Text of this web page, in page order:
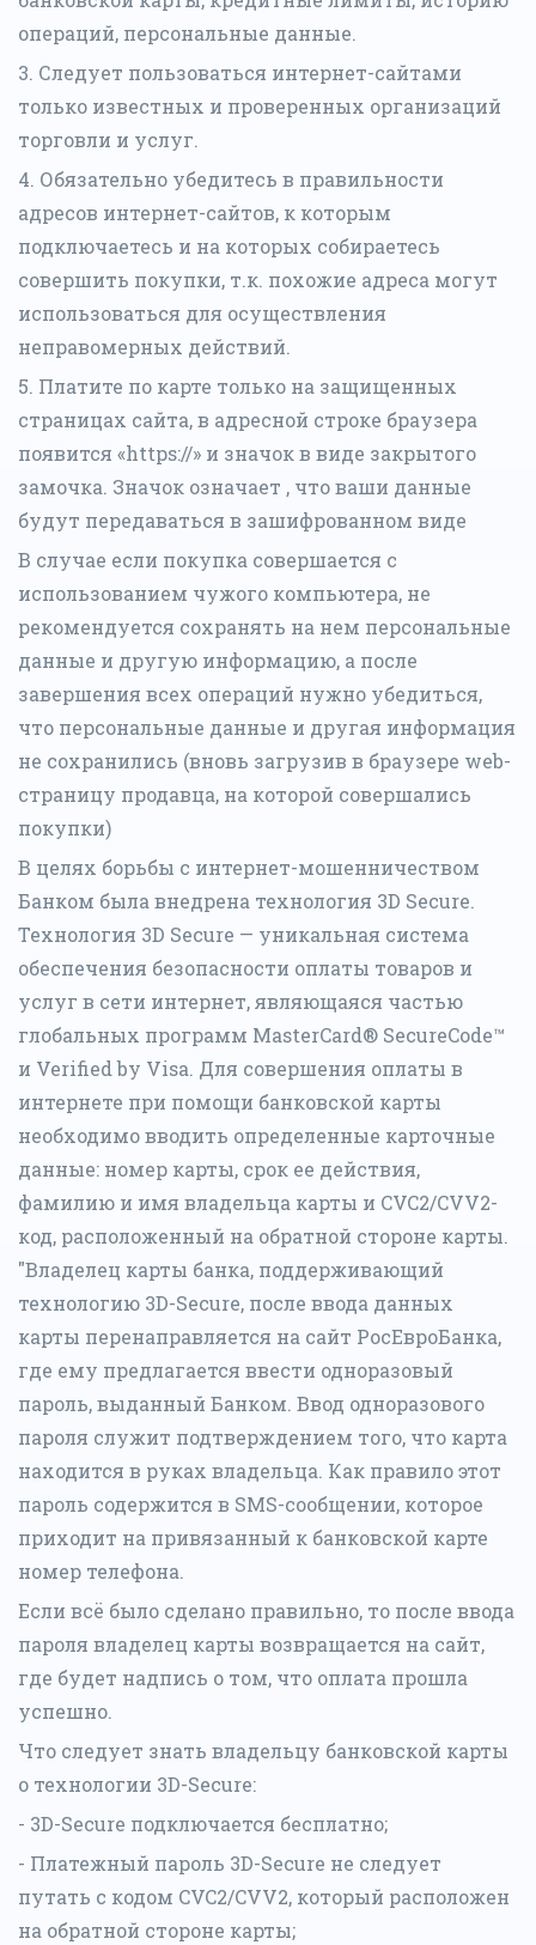
операций, персональные данные.
3. Следует пользоваться интернет-сайтами
только известных и проверенных организаций
торговли и услуг.
4. Обязательно убедитесь в правильности
адресов интернет-сайтов, к которым
подключаетесь и на которых собираетесь
совершить покупки, т.к. похожие адреса могут
использоваться для осуществления
неправомерных действий.
5. Платите по карте только на защищенных
страницах сайта, в адресной строке браузера
появится «https://» и значок в виде закрытого
замочка. Значок означает , что ваши данные
будут передаваться в зашифрованном виде
В случае если покупка совершается с
использованием чужого компьютера, не
рекомендуется сохранять на нем персональные
данные и другую информацию, а после
завершения всех операций нужно убедиться,
что персональные данные и другая информация
не сохранились (вновь загрузив в браузере web-
страницу продавца, на которой совершались
покупки)
В целях борьбы с интернет-мошенничеством
Банком была внедрена технология 3D Secure.
Технология 3D Secure — уникальная система
обеспечения безопасности оплаты товаров и
услуг в сети интернет, являющаяся частью
глобальных программ MasterCard® SecureCode™
и Verified by Visa. Для совершения оплаты в
интернете при помощи банковской карты
необходимо вводить определенные карточные
данные: номер карты, срок ее действия,
фамилию и имя владельца карты и CVC2/CVV2-
код, расположенный на обратной стороне карты.
"Владелец карты банка, поддерживающий
технологию 3D-Secure, после ввода данных
карты перенаправляется на сайт РосЕвроБанка,
где ему предлагается ввести одноразовый
пароль, выданный Банком. Ввод одноразового
пароля служит подтверждением того, что карта
находится в руках владельца. Как правило этот
пароль содержится в SMS-сообщении, которое
приходит на привязанный к банковской карте
номер телефона.
Если всё было сделано правильно, то после ввода
пароля владелец карты возвращается на сайт,
где будет надпись о том, что оплата прошла
успешно.
Что следует знать владельцу банковской карты
о технологии 3D-Secure:
- 3D-Secure подключается бесплатно;
- Платежный пароль 3D-Secure не следует
путать с кодом CVC2/CVV2, который расположен
на обратной стороне карты;